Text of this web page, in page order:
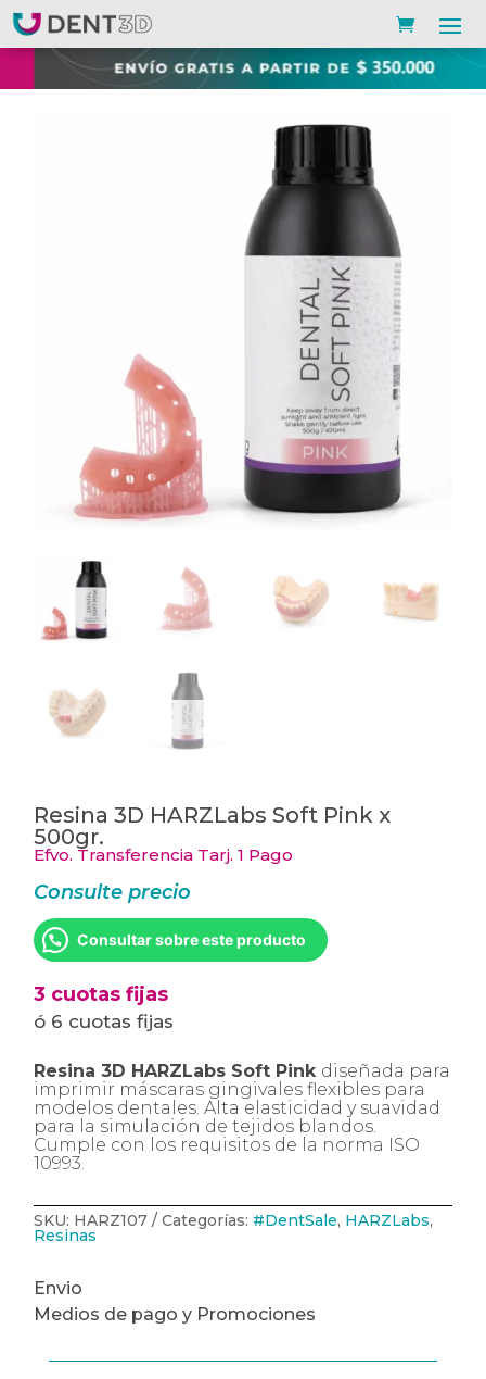
Resina 3D HARZLabs Soft Pink x
500gr.
Efvo. Transferencia Tarj. 1 Pago
Consulte precio
Consultar sobre este producto
3 cuotas fijas
ó 6 cuotas fijas
Resina 3D HARZLabs Soft Pink diseñada para
imprimir máscaras gingivales flexibles para
modelos dentales. Alta elasticidad y suavidad
para la simulación de tejidos blandos.
Cumple con los requisitos de la norma ISO
10993.
SKU: HARZ107 Categorías: #DentSale, HARZLabs,
Resinas
Envio
Medios de pago y Promociones